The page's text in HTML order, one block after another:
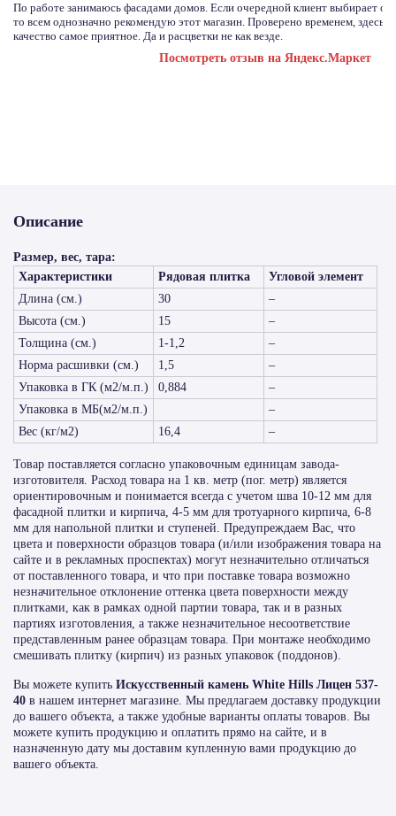
По работе занимаюсь фасадами домов. Если очередной клиент выбирает
то всем однозначно рекомендую этот магазин. Проверено временем, здесь
качество самое приятное. Да и расцветки не как везде.
Посмотреть отзыв на Яндекс.Маркет
Описание
Размер, вес, тара:
Характеристики
Рядовая плитка
Угловой элемент
Длина (см.)
30
–
Высота (см.)
15
–
Толщина (см.)
1-1,2
–
Норма расшивки (см.)
1,5
–
Упаковка в ГК (м2/м.п.)
0,884
–
Упаковка в МБ(м2/м.п.)
–
Вес (кг/м2)
16,4 –
Товар поставляется согласно упаковочным единицам завода-
изготовителя. Расход товара на 1 кв. метр (пог. метр) является
ориентировочным и понимается всегда с учетом шва 10-12 мм для
фасадной плитки и кирпича, 4-5 мм для тротуарного кирпича, 6-8
мм для напольной плитки и ступеней. Предупреждаем Вас, что
цвета и поверхности образцов товара (и/или изображения товара на
сайте и в рекламных проспектах) могут незначительно отличаться
от поставленного товара, и что при поставке товара возможно
незначительное отклонение оттенка цвета поверхности между
плитками, как в рамках одной партии товара, так и в разных
партиях изготовления, а также незначительное несоответствие
представленным ранее образцам товара. При монтаже необходимо
смешивать плитку (кирпич) из разных упаковок (поддонов).
Вы можете купить Искусственный камень White Hills Лицен 537-
40 в нашем интернет магазине. Мы предлагаем доставку продукции
до вашего объекта, а также удобные варианты оплаты товаров. Вы
можете купить продукцию и оплатить прямо на сайте, и в
назначенную дату мы доставим купленную вами продукцию до
вашего объекта.